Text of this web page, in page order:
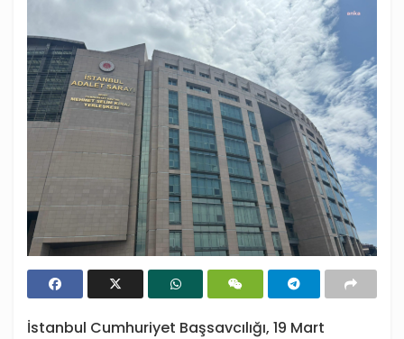
İstanbul Cumhuriyet Başsavcılığı, 19 Mart